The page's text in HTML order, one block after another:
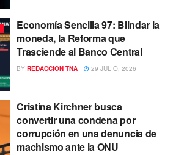
Economía Sencilla 97: Blindar la
moneda, la Reforma que
Trasciende al Banco Central
BY REDACCION TNA 29 JULIO, 2026
Cristina Kirchner busca
convertir una condena por
corrupción en una denuncia de
machismo ante la ONU